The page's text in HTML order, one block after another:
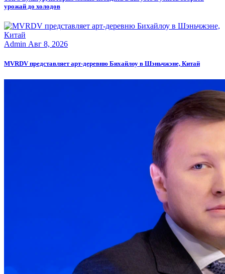
урожай до холодов
Admin Авг 8, 2026
MVRDV представляет арт-деревню Бихайлоу в Шэньчжэне, Китай